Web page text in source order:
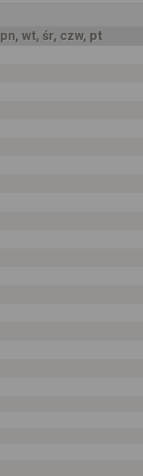
pn, wt, śr, czw, pt